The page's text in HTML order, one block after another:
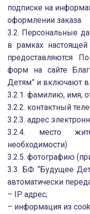
подписке на
оформлении заказа.
3.2. Персональные
в рамках
предоставляются
форм на сайте
Детям” и включают
3.2.1. фамилию, имя,
3.2.2. контактный
3.2.3. адрес
3.2.4. место
необходимости)
3.2.5. фотографию
3.3. БФ “Будущее
автоматически
– IP адрес;
– информация из